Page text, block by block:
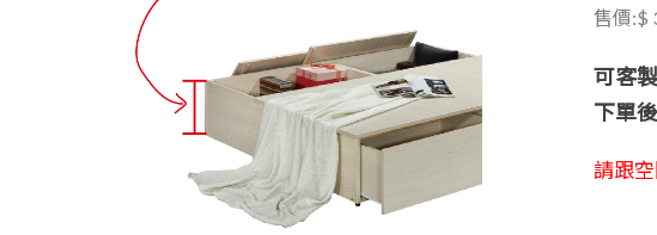
售價:$
可客
下單
請跟